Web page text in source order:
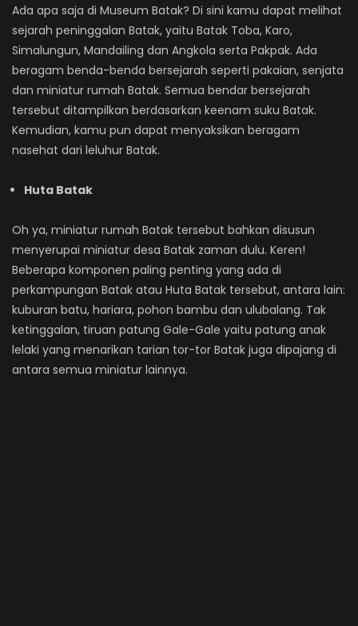
Ada apa saja di Museum Batak? Di sini kamu dapat melihat
sejarah peninggalan Batak, yaitu Batak Toba, Karo,
Simalungun, Mandailing dan Angkola serta Pakpak. Ada
beragam benda-benda bersejarah seperti pakaian, senjata
dan miniatur rumah Batak. Semua bendar bersejarah
tersebut ditampilkan berdasarkan keenam suku Batak.
Kemudian, kamu pun dapat menyaksikan beragam
nasehat dari leluhur Batak.
Huta Batak
Oh ya, miniatur rumah Batak tersebut bahkan disusun
menyerupai miniatur desa Batak zaman dulu. Keren!
Beberapa komponen paling penting yang ada di
perkampungan Batak atau Huta Batak tersebut, antara lain:
kuburan batu, hariara, pohon bambu dan ulubalang. Tak
ketinggalan, tiruan patung Gale-Gale yaitu patung anak
lelaki yang menarikan tarian tor-tor Batak juga dipajang di
antara semua miniatur lainnya.